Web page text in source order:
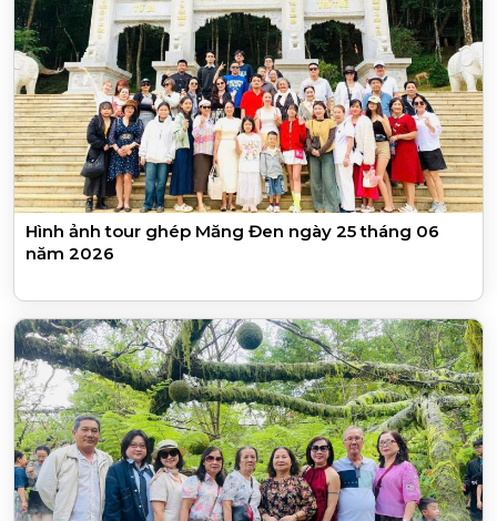
Hình ảnh tour ghép Măng Đen ngày 25 tháng 06
năm 2026